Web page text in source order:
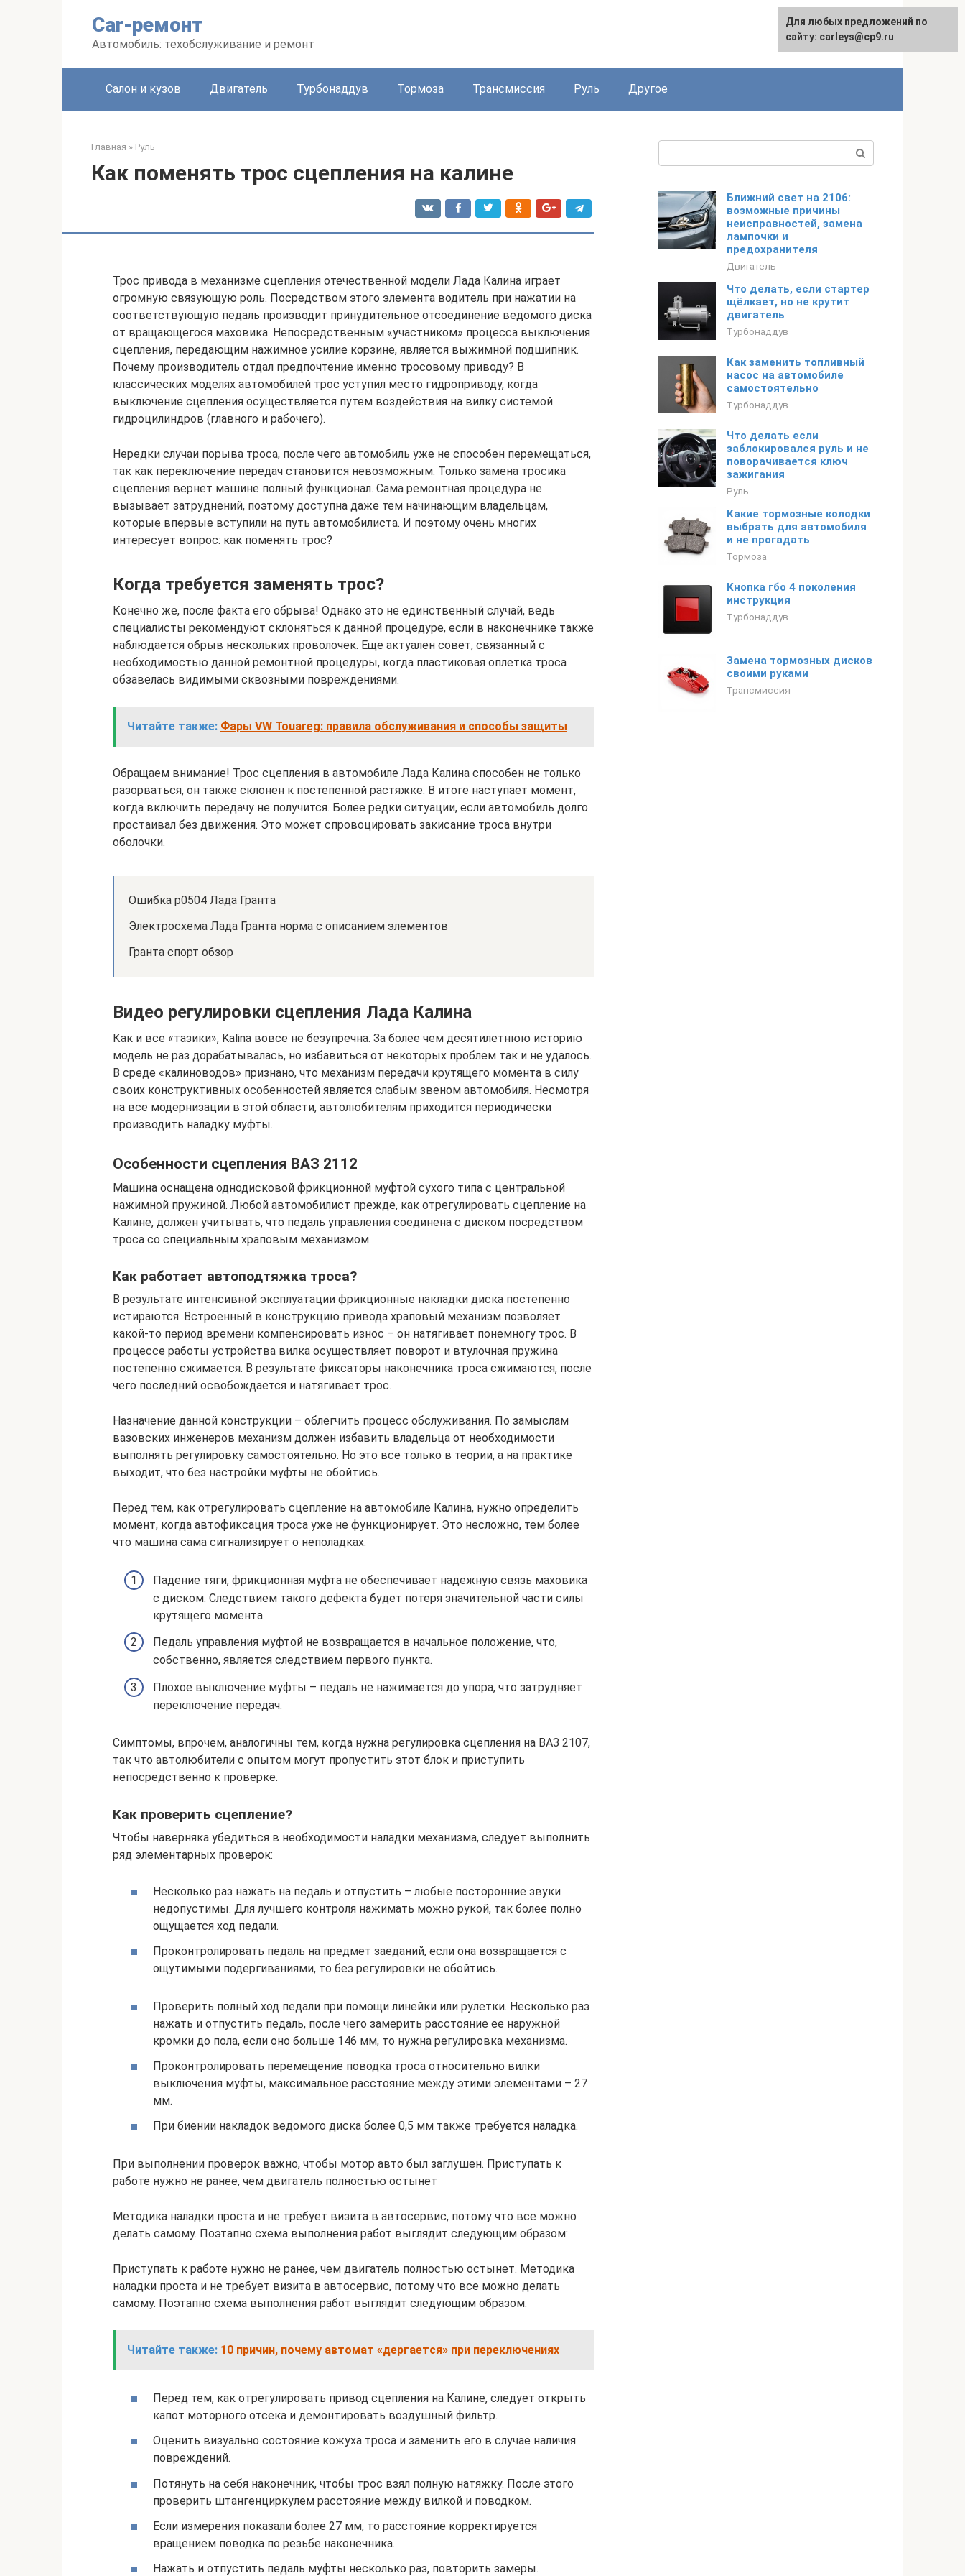
Car-ремонт
Автомобиль: техобслуживание и ремонт
Салон и кузов Двигатель Турбонаддув Тормоза Трансмиссия Руль Другое
Главная » Руль
Как поменять трос сцепления на калине
Трос привода в механизме сцепления отечественной модели Лада Калина играет
огромную связующую роль. Посредством этого элемента водитель при нажатии на
соответствующую педаль производит принудительное отсоединение ведомого диска
от вращающегося маховика. Непосредственным «участником» процесса выключения
сцепления, передающим нажимное усилие корзине, является выжимной подшипник.
Почему производитель отдал предпочтение именно тросовому приводу? В
классических моделях автомобилей трос уступил место гидроприводу, когда
выключение сцепления осуществляется путем воздействия на вилку системой
гидроцилиндров (главного и рабочего).
Нередки случаи порыва троса, после чего автомобиль уже не способен перемещаться,
так как переключение передач становится невозможным. Только замена тросика
сцепления вернет машине полный функционал. Сама ремонтная процедура не
вызывает затруднений, поэтому доступна даже тем начинающим владельцам,
которые впервые вступили на путь автомобилиста. И поэтому очень многих
интересует вопрос: как поменять трос?
Когда требуется заменять трос?
Конечно же, после факта его обрыва! Однако это не единственный случай, ведь
специалисты рекомендуют склоняться к данной процедуре, если в наконечнике также
наблюдается обрыв нескольких проволочек. Еще актуален совет, связанный с
необходимостью данной ремонтной процедуры, когда пластиковая оплетка троса
обзавелась видимыми сквозными повреждениями.
Читайте также: Фары VW Touareg: правила обслуживания и способы защиты
Обращаем внимание! Трос сцепления в автомобиле Лада Калина способен не только
разорваться, он также склонен к постепенной растяжке. В итоге наступает момент,
когда включить передачу не получится. Более редки ситуации, если автомобиль долго
простаивал без движения. Это может спровоцировать закисание троса внутри
оболочки.
Ошибка р0504 Лада Гранта
Электросхема Лада Гранта норма с описанием элементов
Гранта спорт обзор
Видео регулировки сцепления Лада Калина
Как и все «тазики», Kalina вовсе не безупречна. За более чем десятилетнюю историю
модель не раз дорабатывалась, но избавиться от некоторых проблем так и не удалось.
В среде «калиноводов» признано, что механизм передачи крутящего момента в силу
своих конструктивных особенностей является слабым звеном автомобиля. Несмотря
на все модернизации в этой области, автолюбителям приходится периодически
производить наладку муфты.
Особенности сцепления ВАЗ 2112
Машина оснащена однодисковой фрикционной муфтой сухого типа с центральной
нажимной пружиной. Любой автомобилист прежде, как отрегулировать сцепление на
Калине, должен учитывать, что педаль управления соединена с диском посредством
троса со специальным храповым механизмом.
Как работает автоподтяжка троса?
В результате интенсивной эксплуатации фрикционные накладки диска постепенно
истираются. Встроенный в конструкцию привода храповый механизм позволяет
какой-то период времени компенсировать износ – он натягивает понемногу трос. В
процессе работы устройства вилка осуществляет поворот и втулочная пружина
постепенно сжимается. В результате фиксаторы наконечника троса сжимаются, после
чего последний освобождается и натягивает трос.
Назначение данной конструкции – облегчить процесс обслуживания. По замыслам
вазовских инженеров механизм должен избавить владельца от необходимости
выполнять регулировку самостоятельно. Но это все только в теории, а на практике
выходит, что без настройки муфты не обойтись.
Перед тем, как отрегулировать сцепление на автомобиле Калина, нужно определить
момент, когда автофиксация троса уже не функционирует. Это несложно, тем более
что машина сама сигнализирует о неполадках:
Падение тяги, фрикционная муфта не обеспечивает надежную связь маховика
с диском. Следствием такого дефекта будет потеря значительной части силы
крутящего момента.
Педаль управления муфтой не возвращается в начальное положение, что,
собственно, является следствием первого пункта.
Плохое выключение муфты – педаль не нажимается до упора, что затрудняет
переключение передач.
Симптомы, впрочем, аналогичны тем, когда нужна регулировка сцепления на ВАЗ 2107,
так что автолюбители с опытом могут пропустить этот блок и приступить
непосредственно к проверке.
Как проверить сцепление?
Чтобы наверняка убедиться в необходимости наладки механизма, следует выполнить
ряд элементарных проверок:
Несколько раз нажать на педаль и отпустить – любые посторонние звуки
недопустимы. Для лучшего контроля нажимать можно рукой, так более полно
ощущается ход педали.
Проконтролировать педаль на предмет заеданий, если она возвращается с
ощутимыми подергиваниями, то без регулировки не обойтись.
Проверить полный ход педали при помощи линейки или рулетки. Несколько раз
нажать и отпустить педаль, после чего замерить расстояние ее наружной
кромки до пола, если оно больше 146 мм, то нужна регулировка механизма.
Проконтролировать перемещение поводка троса относительно вилки
выключения муфты, максимальное расстояние между этими элементами – 27
мм.
При биении накладок ведомого диска более 0,5 мм также требуется наладка.
При выполнении проверок важно, чтобы мотор авто был заглушен. Приступать к
работе нужно не ранее, чем двигатель полностью остынет
Методика наладки проста и не требует визита в автосервис, потому что все можно
делать самому. Поэтапно схема выполнения работ выглядит следующим образом:
Приступать к работе нужно не ранее, чем двигатель полностью остынет. Методика
наладки проста и не требует визита в автосервис, потому что все можно делать
самому. Поэтапно схема выполнения работ выглядит следующим образом:
Читайте также: 10 причин, почему автомат «дергается» при переключениях
Перед тем, как отрегулировать привод сцепления на Калине, следует открыть
капот моторного отсека и демонтировать воздушный фильтр.
Оценить визуально состояние кожуха троса и заменить его в случае наличия
повреждений.
Потянуть на себя наконечник, чтобы трос взял полную натяжку. После этого
проверить штангенциркулем расстояние между вилкой и поводком.
Если измерения показали более 27 мм, то расстояние корректируется
вращением поводка по резьбе наконечника.
Нажать и отпустить педаль муфты несколько раз, повторить замеры.
Ближний свет на 2106:
возможные причины
неисправностей, замена
лампочки и
предохранителя
Двигатель
Что делать, если стартер
щёлкает, но не крутит
двигатель
Турбонаддув
Как заменить топливный
насос на автомобиле
самостоятельно
Турбонаддув
Что делать если
заблокировался руль и не
поворачивается ключ
зажигания
Руль
Какие тормозные колодки
выбрать для автомобиля
и не прогадать
Тормоза
Кнопка гбо 4 поколения
инструкция
Турбонаддув
Замена тормозных дисков
своими руками
Трансмиссия
Для любых предложений по
сайту: carleys@cp9.ru